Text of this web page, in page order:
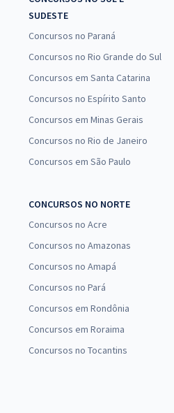
SUDESTE
Concursos no Paraná
Concursos no Rio Grande do Sul
Concursos em Santa Catarina
Concursos no Espírito Santo
Concursos em Minas Gerais
Concursos no Rio de Janeiro
Concursos em São Paulo
CONCURSOS NO NORTE
Concursos no Acre
Concursos no Amazonas
Concursos no Amapá
Concursos no Pará
Concursos em Rondônia
Concursos em Roraima
Concursos no Tocantins